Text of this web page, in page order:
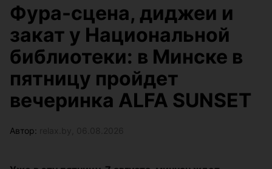
Фура-сцена, диджеи и
закат у Национальной
библиотеки: в Минске в
пятницу пройдет
вечеринка ALFA SUNSET
Автор: